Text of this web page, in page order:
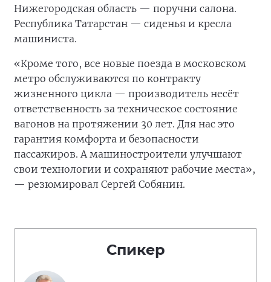
Нижегородская область — поручни салона.
Республика Татарстан — сиденья и кресла
машиниста.
«Кроме того, все новые поезда в московском
метро обслуживаются по контракту
жизненного цикла — производитель несёт
ответственность за техническое состояние
вагонов на протяжении 30 лет. Для нас это
гарантия комфорта и безопасности
пассажиров. А машиностроители улучшают
свои технологии и сохраняют рабочие места»,
— резюмировал Сергей Собянин.
Спикер